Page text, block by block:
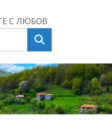
С ЛЮБОВ
Търсене